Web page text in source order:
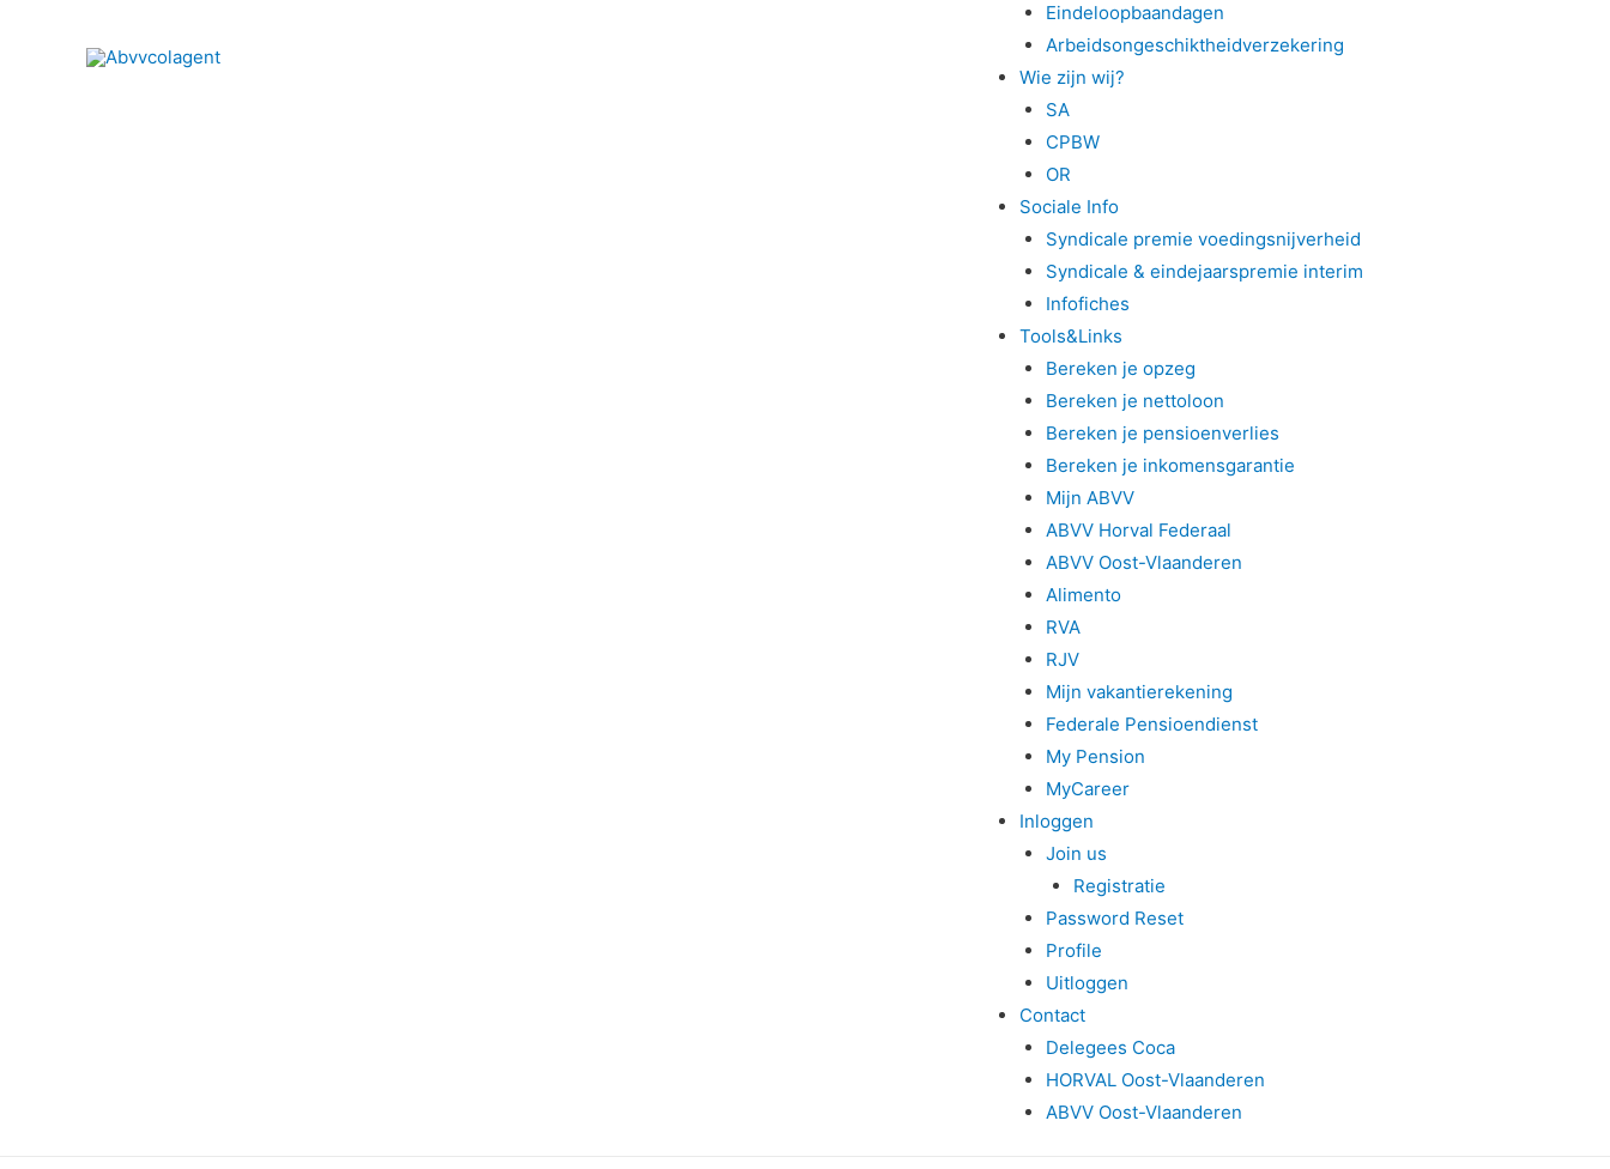
Eindeloopbaandagen
Arbeidsongeschiktheidverzekering
Wie zijn wij?
SA
CPBW
OR
Sociale Info
Syndicale premie voedingsnijverheid
Syndicale & eindejaarspremie interim
Infofiches
Tools&Links
Bereken je opzeg
Bereken je nettoloon
Bereken je pensioenverlies
Bereken je inkomensgarantie
Mijn ABVV
ABVV Horval Federaal
ABVV Oost-Vlaanderen
Alimento
RVA
RJV
Mijn vakantierekening
Federale Pensioendienst
My Pension
MyCareer
Inloggen
Join us
Registratie
Password Reset
Profile
Uitloggen
Contact
Delegees Coca
HORVAL Oost-Vlaanderen
ABVV Oost-Vlaanderen